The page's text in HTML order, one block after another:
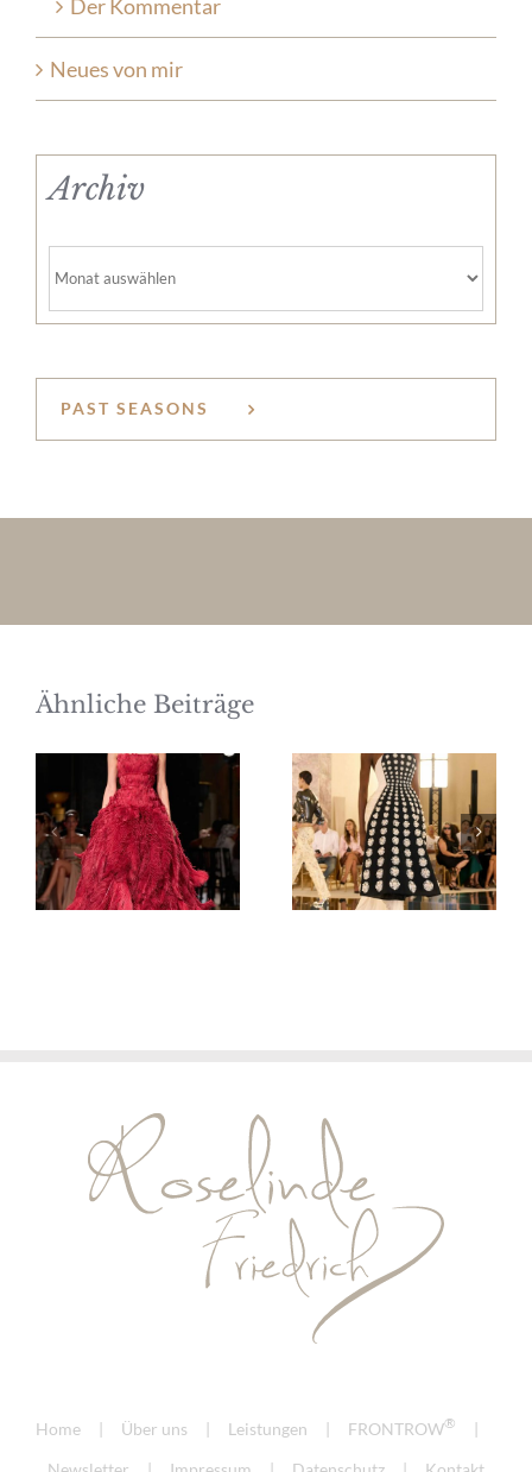
Der Kommentar
Neues von mir
Archiv
PAST SEASONS
Ähnliche Beiträge
Elie Saab
Haute
Couture
Herbst/Winter
2026/27
Schiaparelli
Haute
Couture
Herbst/Winter
2026/27
Home Über uns Leistungen FRONTROW®